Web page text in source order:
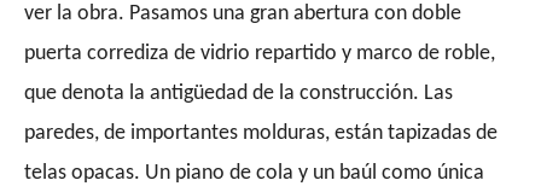
ver la obra. Pasamos una gran abertura con doble
puerta corrediza de vidrio repartido y marco de roble,
que denota la antigüedad de la construcción. Las
paredes, de importantes molduras, están tapizadas de
telas opacas. Un piano de cola y un baúl como única